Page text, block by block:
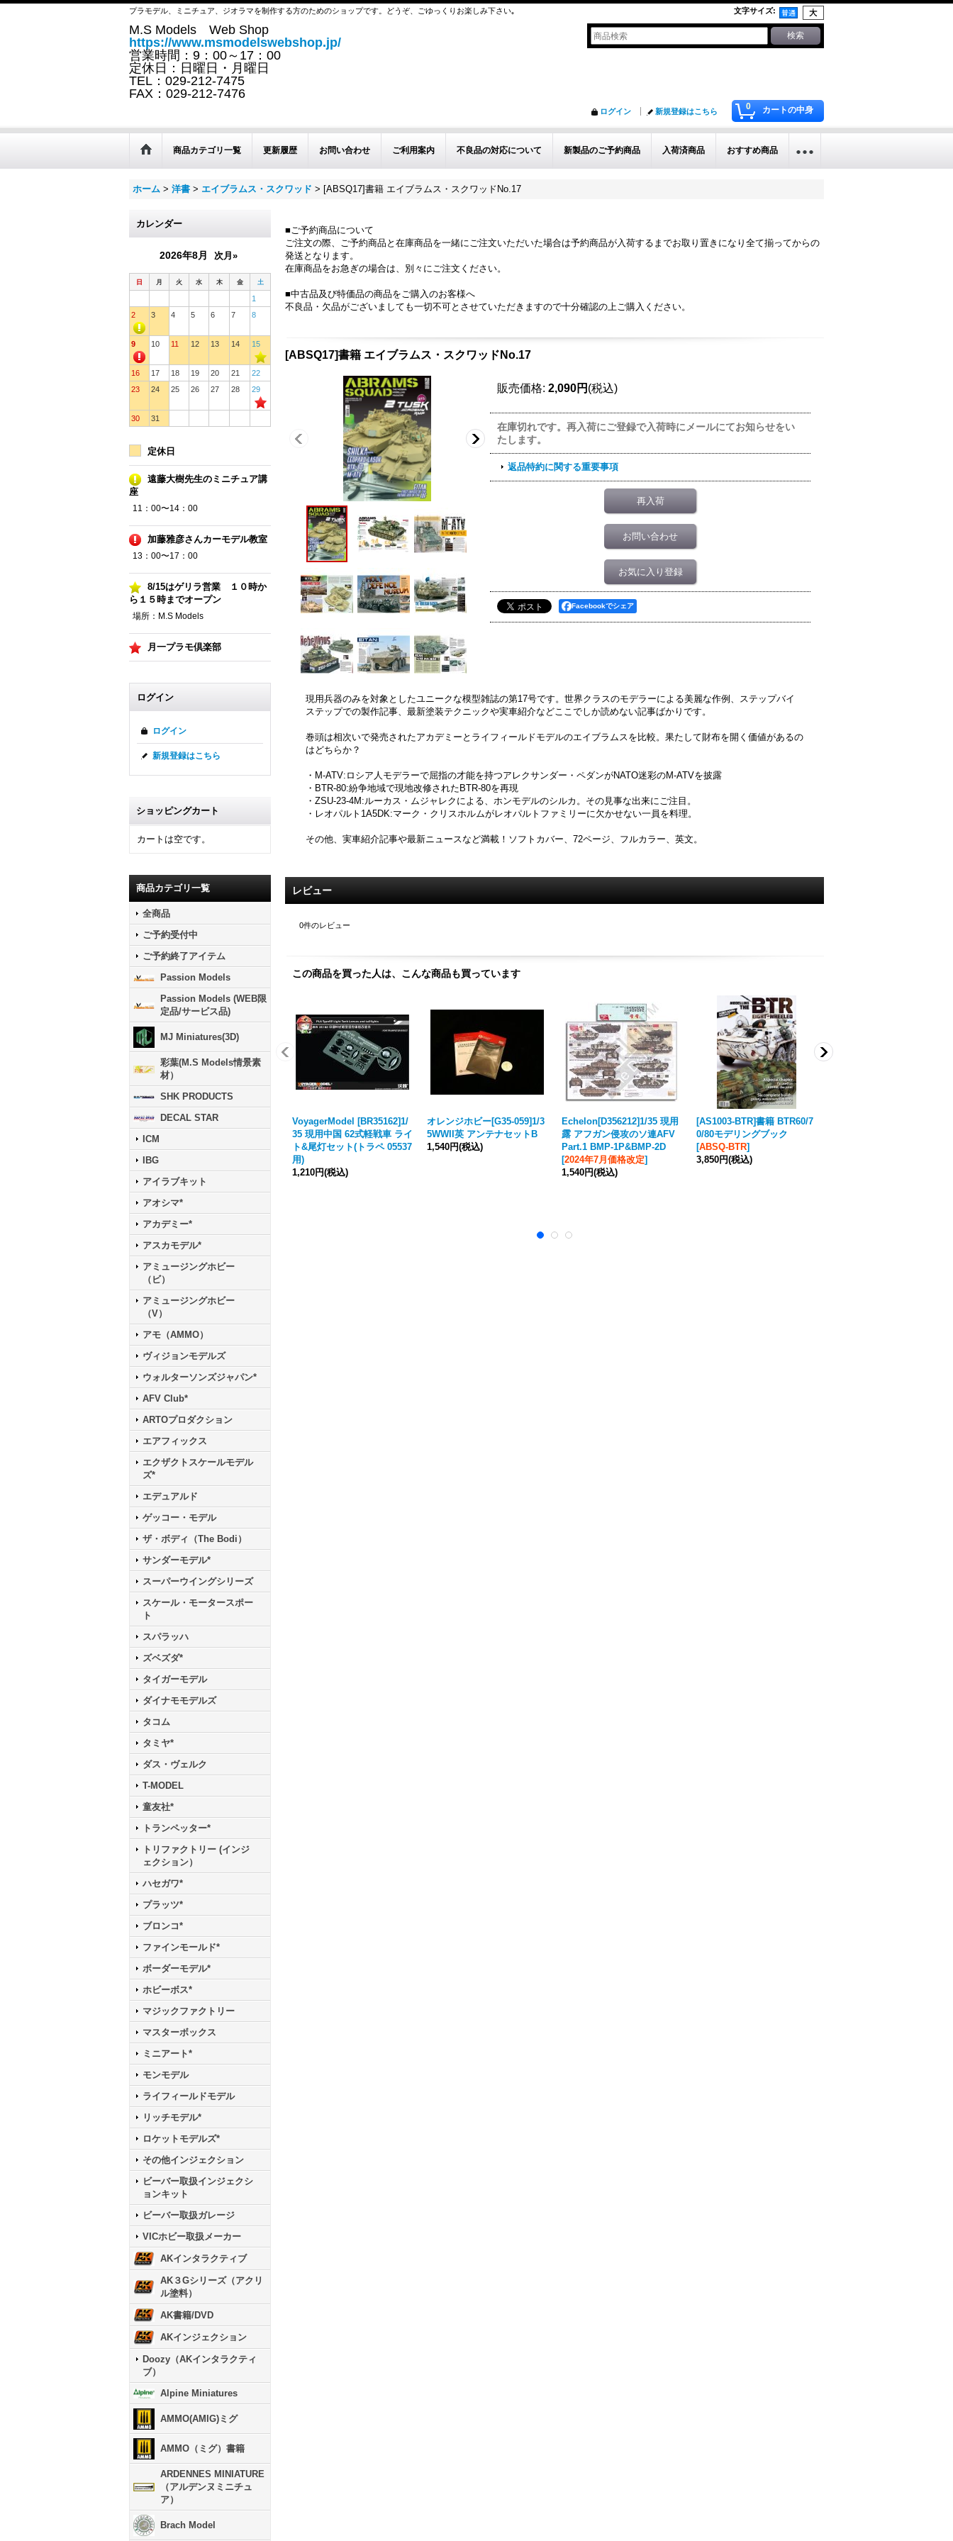
プラモデル、ミニチュア、ジオラマを制作する方のためのショップです。どうぞ、ごゆっくりお楽しみ下さい｡ 文字サイズ:
M.S Models Web Shop
https://www.msmodelswebshop.jp/
営業時間：9：00～17：00
定休日：日曜日・月曜日
TEL：029-212-7475
FAX：029-212-7476
0 カートの中身
ログイン 新規登録はこちら
商品カテゴリ一覧 更新履歴 お問い合わせ ご利用案内 不良品の対応について 新製品のご予約商品 入荷済商品 おすすめ商品
ホーム > 洋書 > エイブラムス・スクワッド > [ABSQ17]書籍 エイブラムス・スクワッドNo.17
カレンダー
2026年8月 次月»
日 月 火 水 木 金 土
1
2
3 4 5 6 7 8
9 10 11 12 13 14 15
16 17 18 19 20 21
22
23
24 25 26 27 28 29
30 31
定休日
遠藤大樹先生のミニチュア講
座
11：00〜14：00
加藤雅彦さんカーモデル教室
13：00〜17：00
8/15はゲリラ営業 １０時か
ら１５時までオープン
場所：M.S Models
月一プラモ倶楽部
ログイン
ログイン
新規登録はこちら
ショッピングカート
カートは空です。
商品カテゴリ一覧
全商品
ご予約受付中
ご予約終了アイテム
Passion Models
Passion Models (WEB限
定品/サービス品)
MJ Miniatures(3D)
彩葉(M.S Models情景素
材）
SHK PRODUCTS
DECAL STAR
ICM
IBG
アイラブキット
アオシマ*
アカデミー*
アスカモデル*
アミュージングホビー
（ビ）
アミュージングホビー
（V）
アモ（AMMO）
ヴィジョンモデルズ
ウォルターソンズジャパン*
AFV Club*
ARTOプロダクション
エアフィックス
エクザクトスケールモデル
ズ*
エデュアルド
ゲッコー・モデル
ザ・ボディ（The Bodi）
サンダーモデル*
スーパーウイングシリーズ
スケール・モータースポー
ト
スパラッハ
ズベズダ*
タイガーモデル
ダイナモモデルズ
タコム
タミヤ*
ダス・ヴェルク
T-MODEL
童友社*
トランペッター*
トリファクトリー (インジ
ェクション）
ハセガワ*
プラッツ*
ブロンコ*
ファインモールド*
ボーダーモデル*
ホビーボス*
マジックファクトリー
マスターボックス
ミニアート*
モンモデル
ライフィールドモデル
リッチモデル*
ロケットモデルズ*
その他インジェクション
ビーバー取扱インジェクシ
ョンキット
ビーバー取扱ガレージ
VICホビー取扱メーカー
AKインタラクティブ
AK３Gシリーズ（アクリ
ル塗料）
AK書籍/DVD
AKインジェクション
Doozy（AKインタラクティ
ブ）
Alpine Miniatures
AMMO(AMIG)ミグ
AMMO（ミグ）書籍
ARDENNES MINIATURE
（アルデンヌミニチュ
ア）
Brach Model
■ご予約商品について
ご注文の際、ご予約商品と在庫商品を一緒にご注文いただいた場合は予約商品が入荷するまでお取り置きになり全て揃ってからの
発送となります。
在庫商品をお急ぎの場合は、別々にご注文ください。
■中古品及び特価品の商品をご購入のお客様へ
不良品・欠品がございましても一切不可とさせていただきますので十分確認の上ご購入ください。
[ABSQ17]書籍 エイブラムス・スクワッドNo.17
販売価格: 2,090円 (税込)
在庫切れです。再入荷にご登録で入荷時にメールにてお知らせをい
たします。
返品特約に関する重要事項
再入荷
お問い合わせ
お気に入り登録
Facebookでシェア
現用兵器のみを対象としたユニークな模型雑誌の第17号です。世界クラスのモデラーによる美麗な作例、ステップバイ
ステップでの製作記事、最新塗装テクニックや実車紹介などここでしか読めない記事ばかりです。
巻頭は相次いで発売されたアカデミーとライフィールドモデルのエイブラムスを比較。果たして財布を開く価値があるの
はどちらか？
・M-ATV:ロシア人モデラーで屈指の才能を持つアレクサンダー・ペダンがNATO迷彩のM-ATVを披露
・BTR-80:紛争地域で現地改修されたBTR-80を再現
・ZSU-23-4M:ルーカス・ムジャレクによる、ホンモデルのシルカ。その見事な出来にご注目。
・レオパルト1A5DK:マーク・クリスホルムがレオパルトファミリーに欠かせない一員を料理。
その他、実車紹介記事や最新ニュースなど満載！ソフトカバー、72ページ、フルカラー、英文。
レビュー
0件のレビュー
この商品を買った人は、こんな商品も買っています
VoyagerModel [BR35162]1/
35 現用中国 62式軽戦車 ライ
ト&尾灯セット(トラペ 05537
用)
1,210円(税込)
オレンジホビー[G35-059]1/3
5WWII英 アンテナセットB
1,540円(税込)
Echelon[D356212]1/35 現用
露 アフガン侵攻のソ連AFV
Part.1 BMP-1P&BMP-2D
[2024年7月価格改定]
1,540円(税込)
[AS1003-BTR]書籍 BTR60/7
0/80モデリングブック
[ABSQ-BTR]
3,850円(税込)